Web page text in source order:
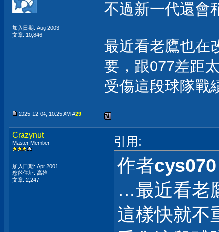
加入日期: Aug 2003
文章: 10,846
不過新一代還會
最近看老鷹也在
要，跟077差距
受傷這段球隊戰
2025-12-04, 10:25 AM #29
Crazynut
Master Member
加入日期: Apr 2001
您的住址: 高雄
文章: 2,247
引用:
作者cys070
…最近看老
這樣快就不